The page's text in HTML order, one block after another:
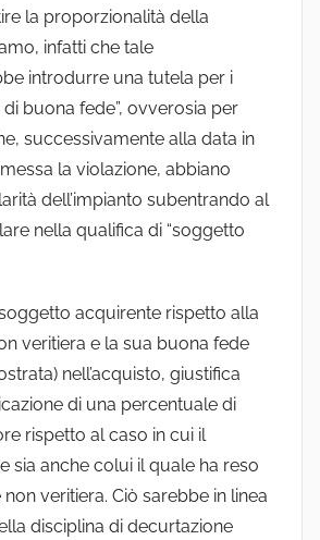
la proporzionalità della
infatti che tale
introdurre una tutela per i
di buona fede”, ovverosia per
successivamente alla data in
la violazione, abbiano
dell’impianto subentrando al
nella qualifica di “soggetto
soggetto acquirente rispetto alla
veritiera e la sua buona fede
nell’acquisto, giustifica
di una percentuale di
rispetto al caso in cui il
sia anche colui il quale ha reso
veritiera. Ciò sarebbe in linea
disciplina di decurtazione